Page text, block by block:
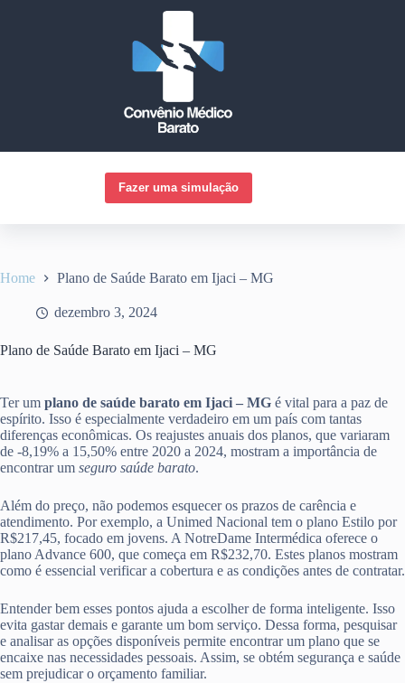
Fazer uma simulação
Home Plano de Saúde Barato em Ijaci – MG
dezembro 3, 2024
Plano de Saúde Barato em Ijaci – MG
Ter um plano de saúde barato em Ijaci – MG é vital para a paz de
espírito. Isso é especialmente verdadeiro em um país com tantas
diferenças econômicas. Os reajustes anuais dos planos, que variaram
de -8,19% a 15,50% entre 2020 a 2024, mostram a importância de
encontrar um seguro saúde barato.
Além do preço, não podemos esquecer os prazos de carência e
atendimento. Por exemplo, a Unimed Nacional tem o plano Estilo por
R$217,45, focado em jovens. A NotreDame Intermédica oferece o
plano Advance 600, que começa em R$232,70. Estes planos mostram
como é essencial verificar a cobertura e as condições antes de contratar.
Entender bem esses pontos ajuda a escolher de forma inteligente. Isso
evita gastar demais e garante um bom serviço. Dessa forma, pesquisar
e analisar as opções disponíveis permite encontrar um plano que se
encaixe nas necessidades pessoais. Assim, se obtém segurança e saúde
sem prejudicar o orçamento familiar.